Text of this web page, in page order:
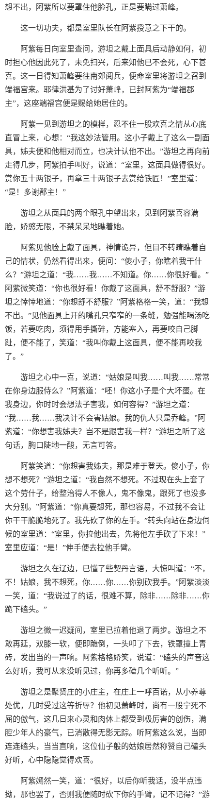
想不出，阿紫所以要罩住他脸孔，正是要瞒过萧峰。
这一切功夫，都是室里队长在阿紫授意之下干的。
阿紫每日向室里查问，游坦之戴上面具后动静如何，初
时担心他因此死了，未免扫兴，后来知他已不会死，心下甚
喜。这一日得知萧峰要往南郊阅兵，便命室里将游坦之召到
端福宫来。耶律洪基为了讨好萧峰，已封阿紫为“端福郡
主”，这座端福宫便是赐给她居住的。
阿紫一见到游坦之的模样，忍不住一股欢喜之情从心底
直冒上来，心想：“我这妙法管用。这小子戴上了这么一副面
具，姊夫便和他相对而立，也决计认他不出。”游坦之再向前
走得几步，阿紫拍手叫好，说道：“室里，这面具做得很好。
赏你五十两银子，再拿三十两银子去赏给铁匠！”室里道：
“是！多谢郡主！”
游坦之从面具的两个眼孔中望出来，见到阿紫喜容满
脸，娇憨无限，不禁呆呆地瞧着她。
阿紫见他脸上戴了面具，神情诡异，但目不转睛瞧着自
己的情状，仍然看得出来，便问：“傻小子，你瞧着我干什
么？”游坦之道：“我……我……不知道。你……你很好看。”
阿紫微笑道：“你也很好看！你戴了这面具，舒不舒服？”游
坦之悻悻地道：“你想舒不舒服？”阿紫格格一笑，道：“我想
不出。”见他面具上开的嘴孔只窄窄的一条缝，勉强能喝汤吃
饭，若要吃肉，须得用手撕碎，方能塞入，再要咬自己脚
趾，便不能了，笑道：“我叫你戴上这面具，便不能再咬我
了。”
游坦之心中一喜，说道：“姑娘是叫我……叫我……常常
在你身边服侍么？”阿紫道：“呸！你这小子是个大坏蛋。在
我身边，你时时会想法子害我，如何容得？”游坦之道：
“我……我……我决计不会害姑娘。我的仇人只是乔峰。”阿
紫道：“你想害我姊夫？岂不是跟害我一样？”游坦之听了这
句话，胸口陡地一酸，无言可答。
阿紫笑道：“你想害我姊夫，那是难于登天。傻小子，你
想不想死？”游坦之道：“我自然不想死。不过现在头上套了
这个劳什子，给整治得人不像人，鬼不像鬼，跟死了也没多
大分别。”阿紫道：“你真要想死，那也容易，不过我不会让
你干干脆脆地死了。我先砍了你的左手。”转头向站在身边伺
候的室里道：“室里，你拉他出去，先将他左手砍了下来！”
室里应道：“是！”伸手便去拉他手臂。
游坦之久在辽边，已懂了些契丹言语，大惊叫道：“不，
不！姑娘，我不想死，你……你……你别砍我手。”阿紫淡淡
一笑，道：“我说过了的话，很难不算，除非……除非……你
跪下磕头。”
游坦之微一迟疑间，室里已拉着他退了两步。游坦之不
敢再延，双膝一软，便即跪倒，一头叩了下去，铁罩撞上青
砖，发出当的一声响。阿紫格格娇笑，说道：“磕头的声音这
么好听，我可从来没听见过，你再多磕几个听听。”
游坦之是聚贤庄的小庄主，在庄上一呼百诺，从小养尊
处优，几时受过这等折辱？他初见萧峰时，尚有一股宁死不
屈的傲气，这几日来心灵和肉体上都受到极厉害的创伤，满
腔少年人的豪气，已消散得无影无踪。听阿紫这么说，当即
连连磕头，当当直响，这位仙子般的姑娘居然称赞自己磕头
好听，心中隐隐觉得欢喜。
阿紫嫣然一笑，道：“很好，以后你听我话，没半点违
拗，那也罢了，否则我便随时砍下你的手臂，记不记得？”游